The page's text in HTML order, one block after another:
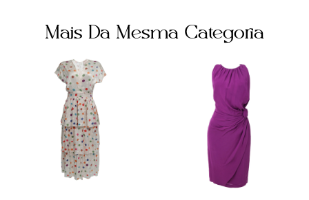
Mais Da Mesma Categoria